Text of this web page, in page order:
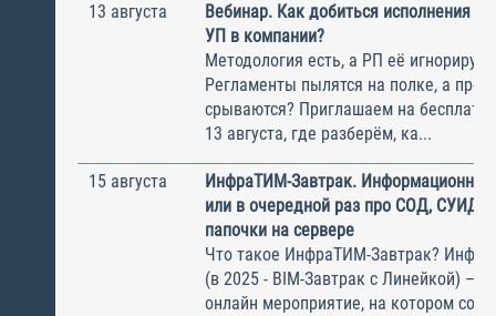
13 августа
Вебинар. Как добиться исполнения
УП в компании?
Методология есть, а РП её
Регламенты пылятся на полке, а
срываются? Приглашаем на
13 августа, где разберём, ка...
15 августа
ИнфраТИМ-Завтрак.
или в очередной раз про СОД, СУИД и
папочки на сервере
Что такое ИнфраТИМ-Завтрак?
(в 2025 - BIM-Завтрак с Линейкой) –
онлайн мероприятие, на котором